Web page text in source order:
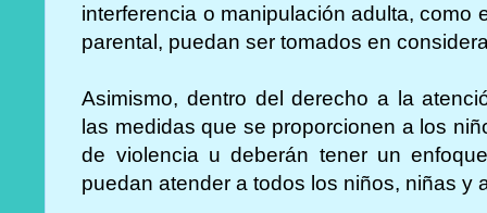
interferencia o manipulación adulta, como
parental, puedan ser tomados en
Asimismo, dentro del derecho a la
las medidas que se proporcionen a los
de violencia u deberán tener un
puedan atender a todos los niños, niñas y